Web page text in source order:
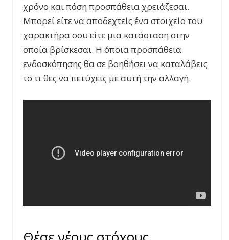
χρόνο και πόση προσπάθεια χρειάζεσαι.
Μπορεί είτε να αποδεχτείς ένα στοιχείο του
χαρακτήρα σου είτε μια κατάσταση στην
οποία βρίσκεσαι. Η όποια προσπάθεια
ενδοσκόπησης θα σε βοηθήσει να καταλάβεις
το τι θες να πετύχεις με αυτή την αλλαγή.